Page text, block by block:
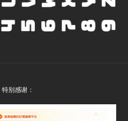
特别感谢：